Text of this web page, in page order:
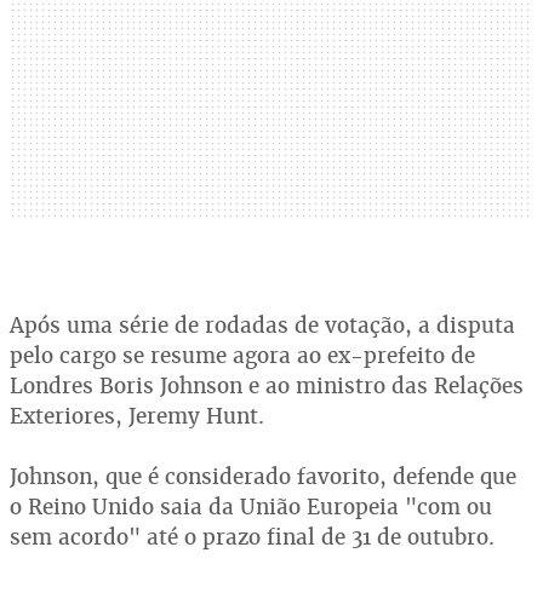
Após uma série de rodadas de votação, a disputa
pelo cargo se resume agora ao ex-prefeito de
Londres Boris Johnson e ao ministro das Relações
Exteriores, Jeremy Hunt.
Johnson, que é considerado favorito, defende que
o Reino Unido saia da União Europeia "com ou
sem acordo" até o prazo final de 31 de outubro.